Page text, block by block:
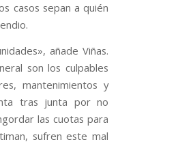
casos sepan a quién
añade Viñas.
son los culpables
mantenimientos y
tras junta por no
las cuotas para
sufren este mal